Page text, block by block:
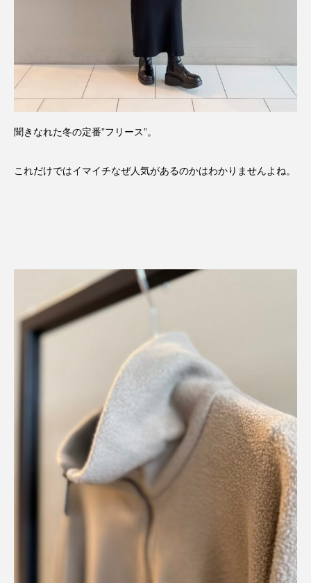
聞きなれた冬の定番”フリース”。
これだけではイマイチなぜ人気があるのかはわかりませんよね。